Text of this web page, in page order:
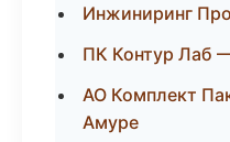
Инжиниринг
ПК Контур Лаб
АО Комплект
Амуре